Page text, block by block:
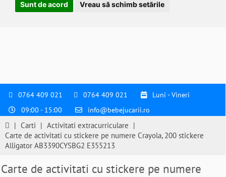
Sunt de acord Vreau să schimb setările
0764 409 021 0764 409 021
Luni - Vineri
09:00 - 15:00
info@bebejucarii.ro
| Carti | Activitati extracurriculare |
Carte de activitati cu stickere pe numere Crayola, 200 stickere
Alligator AB3390CYSBG2 E355213
Carte de activitati cu stickere pe numere